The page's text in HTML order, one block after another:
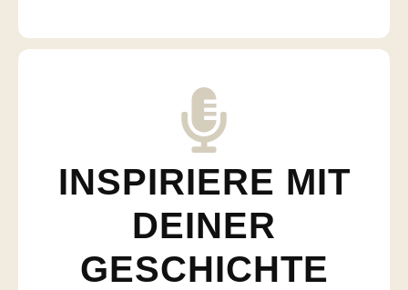
INSPIRIERE MIT
DEINER
GESCHICHTE